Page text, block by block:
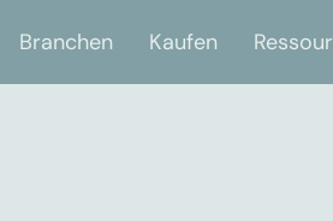
Branchen Kaufen